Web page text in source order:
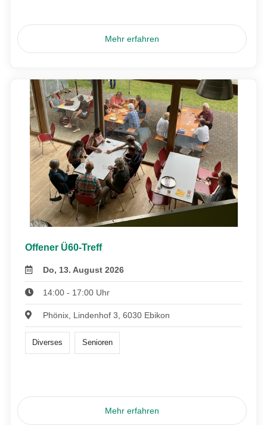
Mehr erfahren
Offener Ü60-Treff
Do, 13. August 2026
14:00 - 17:00 Uhr
Phönix, Lindenhof 3, 6030 Ebikon
Diverses Senioren
Mehr erfahren